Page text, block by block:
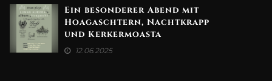
Ein besonderer Abend mit
Hoagaschtern, Nachtkrapp
und Kerkermoasta
12.06.2025